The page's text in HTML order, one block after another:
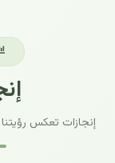
إنجازات تعكس